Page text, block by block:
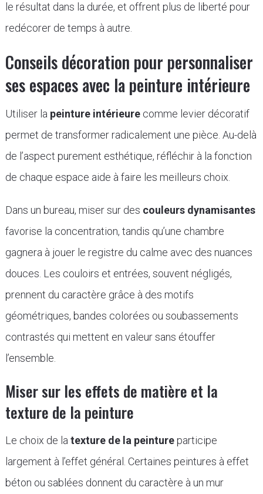
le résultat dans la durée, et offrent plus de liberté pour
redécorer de temps à autre.
Conseils décoration pour personnaliser
ses espaces avec la peinture intérieure
Utiliser la peinture intérieurecomme levier décoratif
permet de transformer radicalement une pièce. Au-delà
de l’aspect purement esthétique, réfléchir à la fonction
de chaque espace aide à faire les meilleurs choix.
Dans un bureau, miser sur des couleurs dynamisantes
favorise la concentration, tandis qu’une chambre
gagnera à jouer le registre du calme avec des nuances
douces. Les couloirs et entrées, souvent négligés,
prennent du caractère grâce à des motifs
géométriques, bandes colorées ou soubassements
contrastés qui mettent en valeur sans étouffer
l’ensemble.
Miser sur les effets de matière et la
texture de la peinture
Le choix de latexture de la peintureparticipe
largement à l’effet général. Certaines peintures à effet
béton ou sablées donnent du caractère à un mur